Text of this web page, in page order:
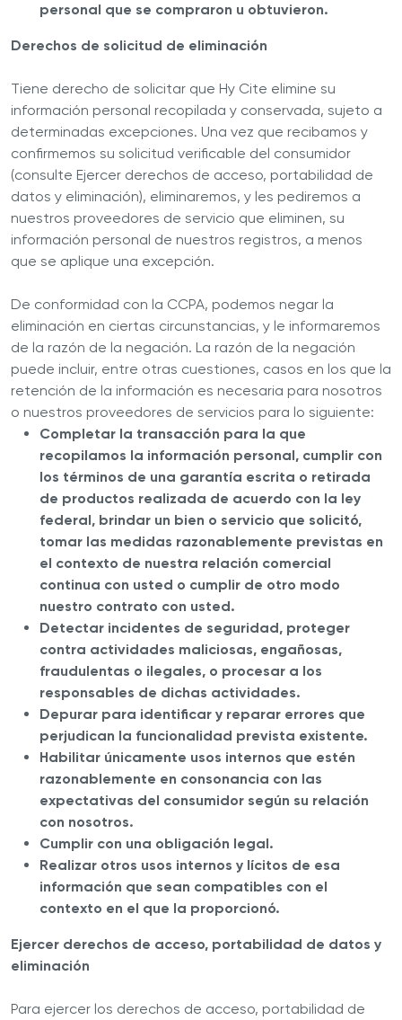
personal que se compraron u obtuvieron.
Derechos de solicitud de eliminación
Tiene derecho de solicitar que Hy Cite elimine su
información personal recopilada y conservada, sujeto a
determinadas excepciones. Una vez que recibamos y
confirmemos su solicitud verificable del consumidor
(consulte Ejercer derechos de acceso, portabilidad de
datos y eliminación), eliminaremos, y les pediremos a
nuestros proveedores de servicio que eliminen, su
información personal de nuestros registros, a menos
que se aplique una excepción.
De conformidad con la CCPA, podemos negar la
eliminación en ciertas circunstancias, y le informaremos
de la razón de la negación. La razón de la negación
puede incluir, entre otras cuestiones, casos en los que la
retención de la información es necesaria para nosotros
o nuestros proveedores de servicios para lo siguiente:
Completar la transacción para la que
recopilamos la información personal, cumplir con
los términos de una garantía escrita o retirada
de productos realizada de acuerdo con la ley
federal, brindar un bien o servicio que solicitó,
tomar las medidas razonablemente previstas en
el contexto de nuestra relación comercial
continua con usted o cumplir de otro modo
nuestro contrato con usted.
Detectar incidentes de seguridad, proteger
contra actividades maliciosas, engañosas,
fraudulentas o ilegales, o procesar a los
responsables de dichas actividades.
Depurar para identificar y reparar errores que
perjudican la funcionalidad prevista existente.
Habilitar únicamente usos internos que estén
razonablemente en consonancia con las
expectativas del consumidor según su relación
con nosotros.
Cumplir con una obligación legal.
Realizar otros usos internos y lícitos de esa
información que sean compatibles con el
contexto en el que la proporcionó.
Ejercer derechos de acceso, portabilidad de datos y
eliminación
Para ejercer los derechos de acceso, portabilidad de